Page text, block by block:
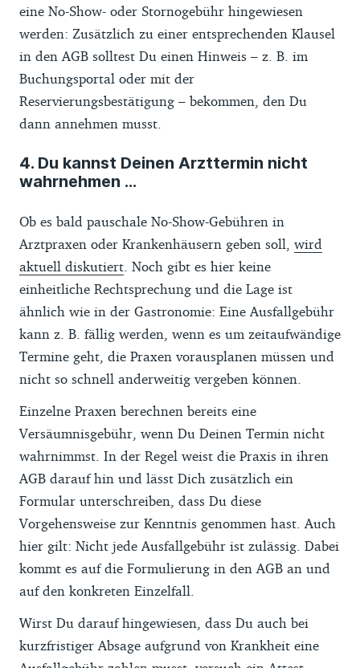
eine No-Show- oder Stornogebühr hingewiesen
werden: Zusätzlich zu einer entsprechenden Klausel
in den AGB solltest Du einen Hinweis – z. B. im
Buchungsportal oder mit der
Reservierungsbestätigung – bekommen, den Du
dann annehmen musst.
4. Du kannst Deinen Arzttermin nicht
wahrnehmen ...
Ob es bald pauschale No-Show-Gebühren in
Arztpraxen oder Krankenhäusern geben soll, wird
aktuell diskutiert . Noch gibt es hier keine
einheitliche Rechtsprechung und die Lage ist
ähnlich wie in der Gastronomie: Eine Ausfallgebühr
kann z. B. fällig werden, wenn es um zeitaufwändige
Termine geht, die Praxen vorausplanen müssen und
nicht so schnell anderweitig vergeben können.
Einzelne Praxen berechnen bereits eine
Versäumnisgebühr, wenn Du Deinen Termin nicht
wahrnimmst. In der Regel weist die Praxis in ihren
AGB darauf hin und lässt Dich zusätzlich ein
Formular unterschreiben, dass Du diese
Vorgehensweise zur Kenntnis genommen hast. Auch
hier gilt: Nicht jede Ausfallgebühr ist zulässig. Dabei
kommt es auf die Formulierung in den AGB an und
auf den konkreten Einzelfall.
Wirst Du darauf hingewiesen, dass Du auch bei
kurzfristiger Absage aufgrund von Krankheit eine